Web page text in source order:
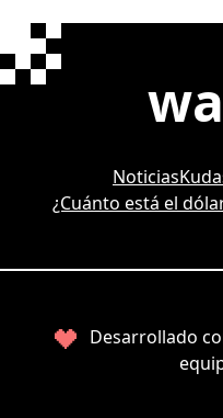
Noticias
¿Cuánto está el
Desarrollado